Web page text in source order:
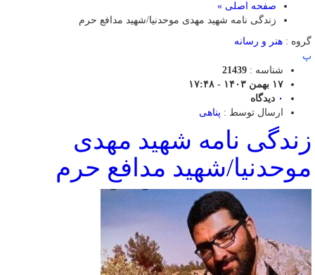
صفحه اصلی »
زندگی نامه شهید مهدی موحدنیا/شهید مدافع حرم
گروه : هنر و رسانه
پ
شناسه : 21439
۱۷ بهمن ۱۴۰۳ - ۱۷:۴۸
۰ دیدگاه
ارسال توسط : پناهی
زندگی نامه شهید مهدی
موحدنیا/شهید مدافع حرم